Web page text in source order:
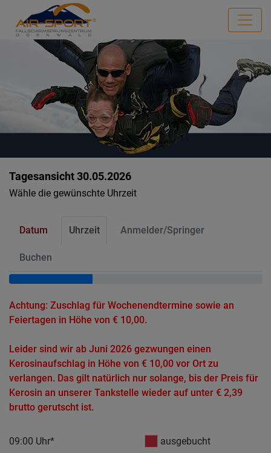
Tagesansicht 30.05.2026
Wähle die gewünschte Uhrzeit
Datum Uhrzeit Anmelder/Springer
Buchen
Achtung: Zuschlag für Wochenendtermine sowie an
Feiertagen in Höhe von € 10,00.
Leider sind wir ab Juni 2026 gezwungen einen
Kerosinaufschlag in Höhe von € 10,00 vor Ort zu
verlangen. Das gilt natürlich nur solange, bis der Preis für
Kerosin an unserer Tankstelle wieder auf unter € 2,39
brutto gerutscht ist.
09:00 Uhr* ausgebucht